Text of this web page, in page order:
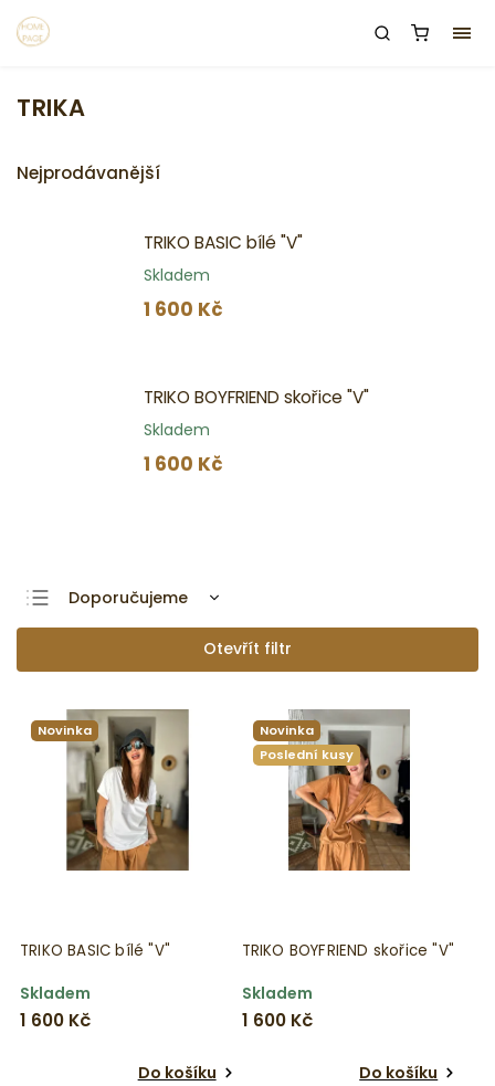
TRIKA
Nejprodávanější
TRIKO BASIC bílé "V"
Skladem
1 600 Kč
TRIKO BOYFRIEND skořice "V"
Skladem
1 600 Kč
Doporučujeme
Nejlevnější
Nejdražší
Abecedně
Otevřít filtr
Novinka
TRIKO BASIC bílé "V"
Skladem
1 600 Kč
Do košíku
Novinka
Poslední kusy
TRIKO BOYFRIEND skořice "V"
Skladem
1 600 Kč
Do košíku